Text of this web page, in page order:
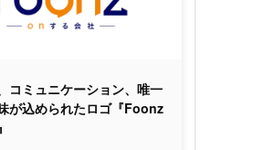
コミュニケーション、唯一
が込められたロゴ『Foonz